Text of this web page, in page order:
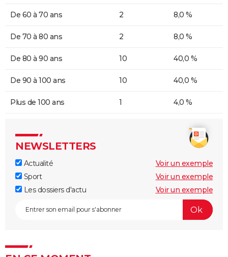
De 60 à 70 ans 2 8,0 %
De 70 à 80 ans 2 8,0 %
De 80 à 90 ans 10 40,0 %
De 90 à 100 ans 10 40,0 %
Plus de 100 ans 1 4,0 %
NEWSLETTERS
Actualité
Voir un exemple
Sport
Voir un exemple
Les dossiers d'actu
Voir un exemple